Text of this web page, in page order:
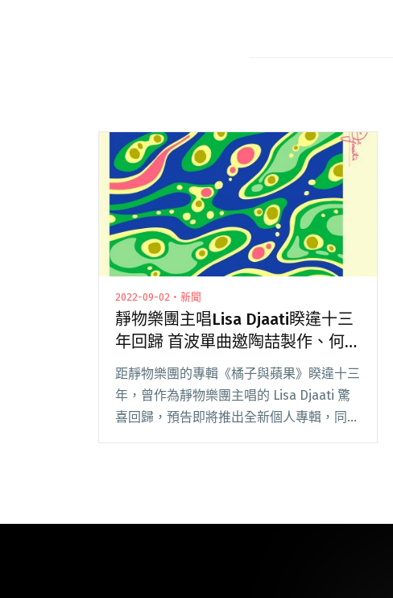
2022-09-02・新聞
靜物樂團主唱Lisa Djaati睽違十三
年回歸 首波單曲邀陶喆製作、何
欣穗填詞
距靜物樂團的專輯《橘子與蘋果》睽違十三
年，曾作為靜物樂團主唱的 Lisa Djaati 驚
喜回歸，預告即將推出全新個人專輯，同時
首波單曲邀陶喆製作、何欣穗填詞"